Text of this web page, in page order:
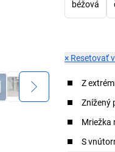
béžová
× Resetovať
Z
Znížený
Mriežka
S